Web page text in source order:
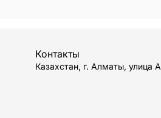
Контакты
Казахстан, г. Алматы, улица